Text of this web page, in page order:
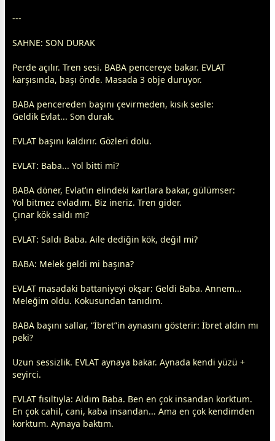
---
SAHNE: SON DURAK
Perde açılır. Tren sesi. BABA pencereye bakar. EVLAT
karşısında, başı önde. Masada 3 obje duruyor.
BABA pencereden başını çevirmeden, kısık sesle:
Geldik Evlat... Son durak.
EVLAT başını kaldırır. Gözleri dolu.
EVLAT: Baba... Yol bitti mi?
BABA döner, Evlat’ın elindeki kartlara bakar, gülümser:
Yol bitmez evladım. Biz ineriz. Tren gider.
Çınar kök saldı mı?
EVLAT: Saldı Baba. Aile dediğin kök, değil mi?
BABA: Melek geldi mi başına?
EVLAT masadaki battaniyeyi okşar: Geldi Baba. Annem...
Meleğim oldu. Kokusundan tanıdım.
BABA başını sallar, “İbret”in aynasını gösterir: İbret aldın mı
peki?
Uzun sessizlik. EVLAT aynaya bakar. Aynada kendi yüzü +
seyirci.
EVLAT fısıltıyla: Aldım Baba. Ben en çok insandan korktum.
En çok cahil, cani, kaba insandan... Ama en çok kendimden
korktum. Aynaya baktım.